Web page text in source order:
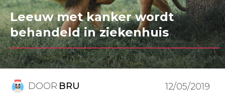
Leeuw met kanker wordt
behandeld in ziekenhuis
DOOR BRU 12/05/2019